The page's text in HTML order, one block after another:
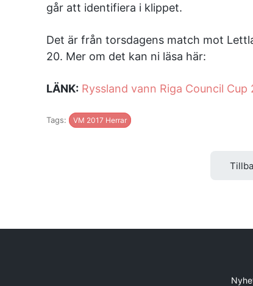
går att identifiera i klippet.
Det är från torsdagens match mot
20. Mer om det kan ni läsa här:
LÄNK: Ryssland vann Riga Council Cup
Tags: VM 2017 Herrar